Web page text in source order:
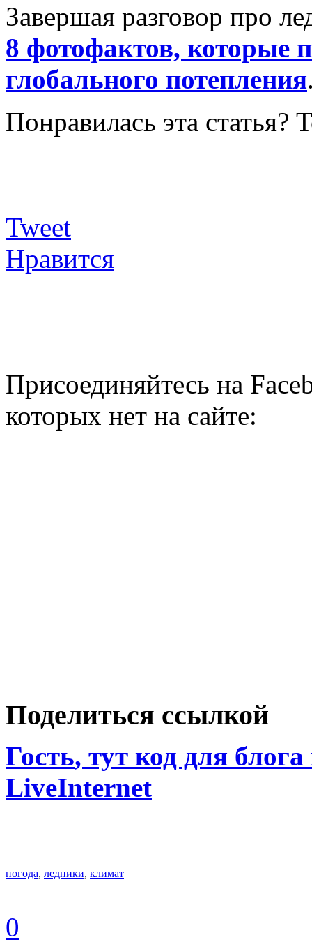
Завершая разговор про
8 фотофактов, которые
глобального потепления
Понравилась эта статья?
Tweet
Нравится
Присоединяйтесь на
которых нет на сайте:
Поделиться ссылкой
Гость, тут код для
LiveInternet
погода, ледники, климат
0